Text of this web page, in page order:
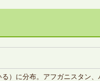
）に分布。アフガニスタン、